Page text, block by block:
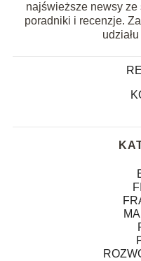
najświeższe newsy
poradniki i recenzje.